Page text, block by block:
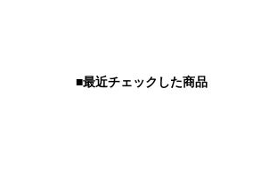
■最近チェックした商品